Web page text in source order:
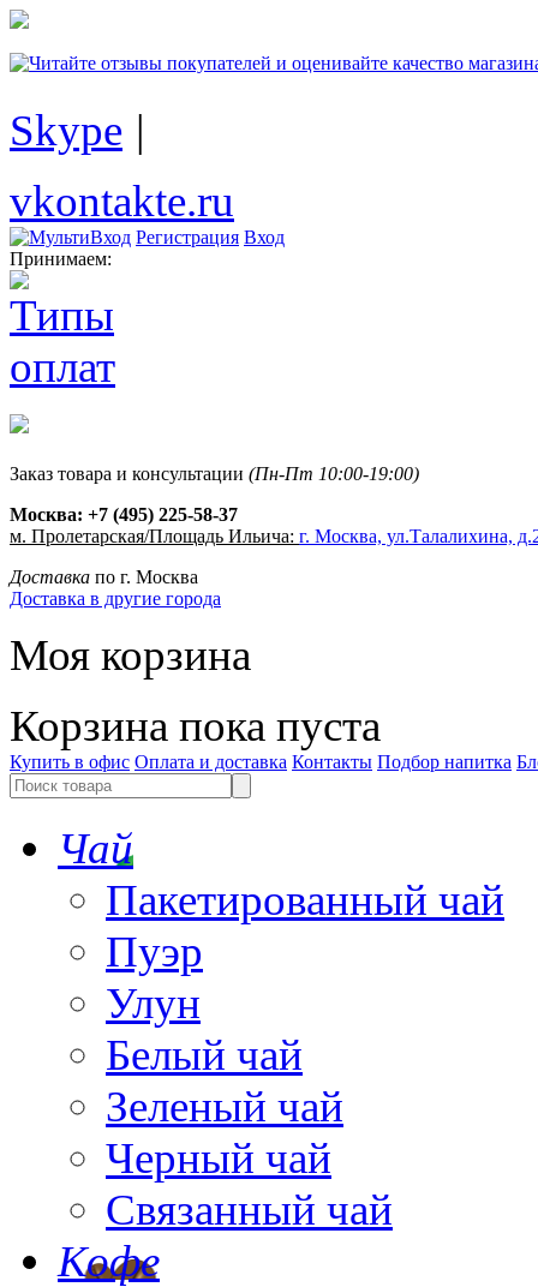
Skype |
vkontakte.ru
Регистрация Вход
Принимаем:
Заказ товара и консультации (Пн-Пт 10:00-19:00)
Москва: +7 (495) 225-58-37
м. Пролетарская/Площадь Ильича: г. Москва, ул.Талалихина,
Доставка по г. Москва
Доставка в другие города
Моя корзина
Корзина пока пуста
Купить в офис Оплата и доставка Контакты Подбор напитка
Чай
Пакетированный чай
Пуэр
Улун
Белый чай
Зеленый чай
Черный чай
Связанный чай
Кофе